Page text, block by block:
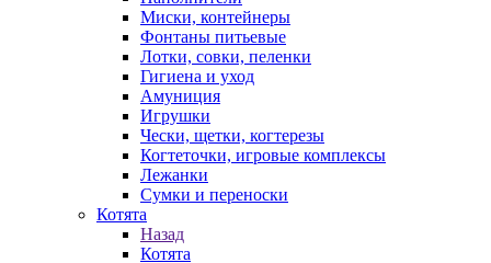
Миски, контейнеры
Фонтаны питьевые
Лотки, совки, пеленки
Гигиена и уход
Амуниция
Игрушки
Чески, щетки, когтерезы
Когтеточки, игровые комплексы
Лежанки
Сумки и переноски
Котята
Назад
Котята